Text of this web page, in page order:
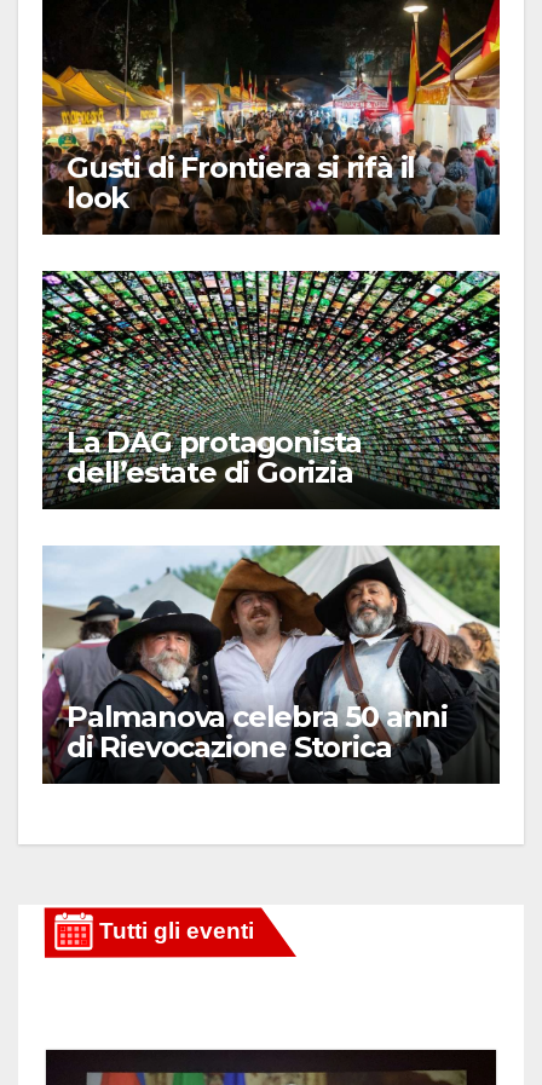
Gusti di Frontiera si rifà il
look
La DAG protagonista
dell’estate di Gorizia
Palmanova celebra 50 anni
di Rievocazione Storica